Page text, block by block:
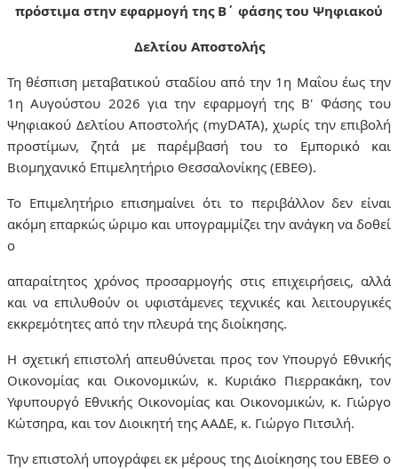
πρόστιμα στην εφαρμογή της Β΄ φάσης του Ψηφιακού
Δελτίου Αποστολής
Τη θέσπιση μεταβατικού σταδίου από την 1η Μαΐου έως την
1η Αυγούστου 2026 για την εφαρμογή της Β' Φάσης του
Ψηφιακού Δελτίου Αποστολής (myDATA), χωρίς την επιβολή
προστίμων, ζητά με παρέμβασή του το Εμπορικό και
Βιομηχανικό Επιμελητήριο Θεσσαλονίκης (ΕΒΕΘ).
Το Επιμελητήριο επισημαίνει ότι το περιβάλλον δεν είναι
ακόμη επαρκώς ώριμο και υπογραμμίζει την ανάγκη να δοθεί
ο
απαραίτητος χρόνος προσαρμογής στις επιχειρήσεις, αλλά
και να επιλυθούν οι υφιστάμενες τεχνικές και λειτουργικές
εκκρεμότητες από την πλευρά της διοίκησης.
Η σχετική επιστολή απευθύνεται προς τον Υπουργό Εθνικής
Οικονομίας και Οικονομικών, κ. Κυριάκο Πιερρακάκη, τον
Υφυπουργό Εθνικής Οικονομίας και Οικονομικών, κ. Γιώργο
Κώτσηρα, και τον Διοικητή της ΑΑΔΕ, κ. Γιώργο Πιτσιλή.
Την επιστολή υπογράφει εκ μέρους της Διοίκησης του ΕΒΕΘ ο